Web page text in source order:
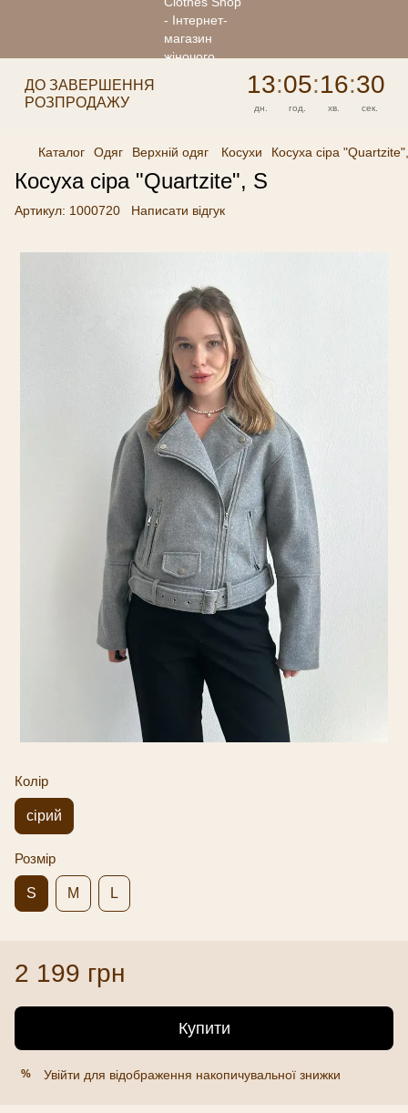
ДО ЗАВЕРШЕННЯ
РОЗПРОДАЖУ
13:05:16:30
дн. год. хв. сек.
Каталог Одяг Верхній одяг Косухи Косуха сіра
Косуха сіра "Quartzite", S
Артикул: 1000720 Написати відгук
Колір
сірий
Розмір
S M L
2 199 грн
Купити
% Увійти для відображення накопичувальної знижки